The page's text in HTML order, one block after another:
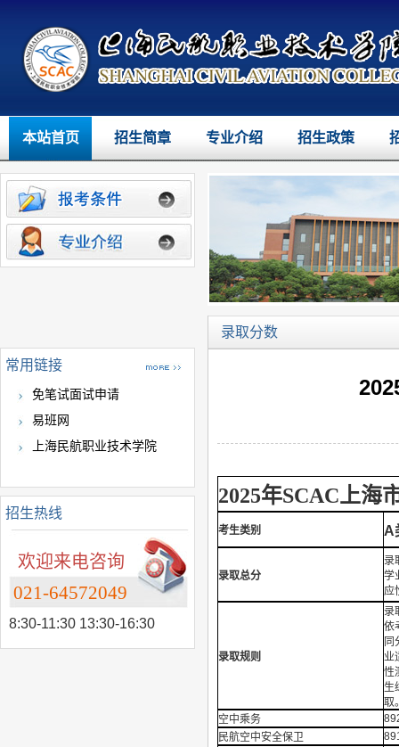
本站首页 招生简章 专业介绍 招生政策
常用链接
免笔试面试申请
易班网
上海民航职业技术学院
招生热线
欢迎来电咨询
021-64572049
8:30-11:30 13:30-16:30
录取分数
2025年SCAC上海
考生类别 A
录取总分
录
学
应
录取规则
录
依
同
业
性
生
取
空中乘务
民航空中安全保卫